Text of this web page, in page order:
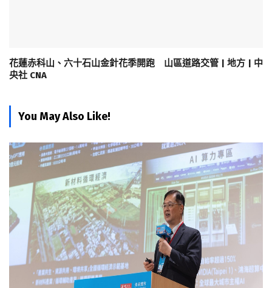
花蓮赤科山、六十石山金針花季開跑 山區道路交管 | 地方 | 中
央社 CNA
You May Also Like!